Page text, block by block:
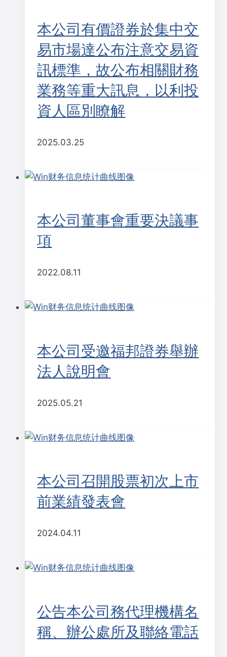
本公司有價證券於集中交
易市場達公布注意交易資
訊標準，故公布相關財務
業務等重大訊息，以利投
資人區別瞭解
2025.03.25
本公司董事會重要決議事
項
2022.08.11
本公司受邀福邦證券舉辦
法人說明會
2025.05.21
本公司召開股票初次上市
前業績發表會
2024.04.11
公告本公司務代理機構名
稱、辦公處所及聯絡電話